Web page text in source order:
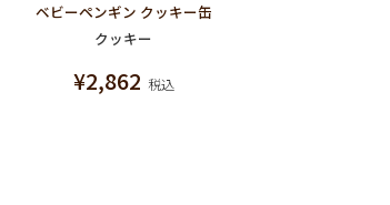
ベビーペンギン クッキー缶
クッキー
¥2,862 税込